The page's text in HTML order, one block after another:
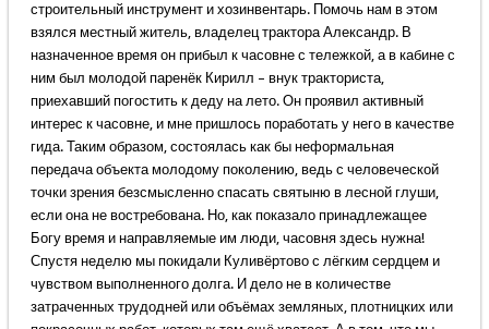
строительный инструмент и хозинвентарь. Помочь нам в этом
взялся местный житель, владелец трактора Александр. В
назначенное время он прибыл к часовне с тележкой, а в кабине с
ним был молодой паренёк Кирилл – внук тракториста,
приехавший погостить к деду на лето. Он проявил активный
интерес к часовне, и мне пришлось поработать у него в качестве
гида. Таким образом, состоялась как бы неформальная
передача объекта молодому поколению, ведь с человеческой
точки зрения безсмысленно спасать святыню в лесной глуши,
если она не востребована. Но, как показало принадлежащее
Богу время и направляемые им люди, часовня здесь нужна!
Спустя неделю мы покидали Куливёртово с лёгким сердцем и
чувством выполненного долга. И дело не в количестве
затраченных трудодней или объёмах земляных, плотницких или